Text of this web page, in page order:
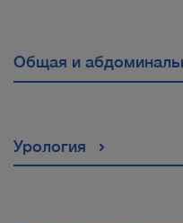
Общая и
Урология